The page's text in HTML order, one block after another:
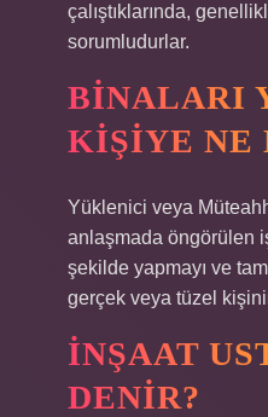
çalıştıklarında,
sorumludurlar.
BINALARI
KIŞIYE NE
Yüklenici veya
anlaşmada öngörülen
şekilde yapmayı ve
gerçek veya tüzel
İNŞAAT
DENIR?